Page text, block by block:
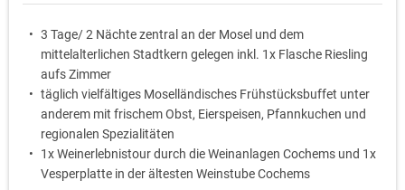
3 Tage/ 2 Nächte zentral an der Mosel und dem
mittelalterlichen Stadtkern gelegen inkl. 1x Flasche Riesling
aufs Zimmer
täglich vielfältiges Moselländisches Frühstücksbuffet unter
anderem mit frischem Obst, Eierspeisen, Pfannkuchen und
regionalen Spezialitäten
1x Weinerlebnistour durch die Weinanlagen Cochems und 1x
Vesperplatte in der ältesten Weinstube Cochems